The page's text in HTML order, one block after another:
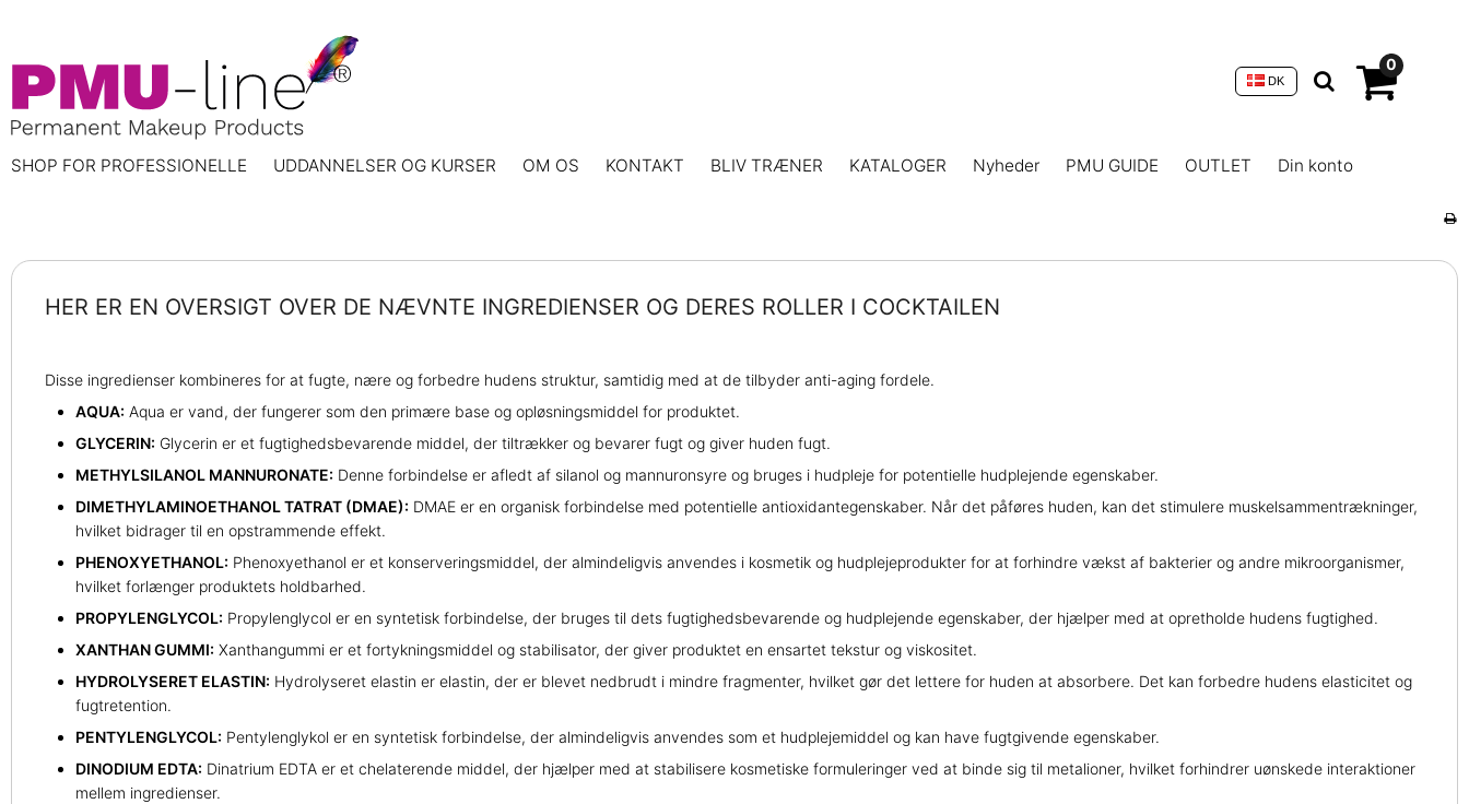
0
DK
SHOP FOR PROFESSIONELLE UDDANNELSER OG KURSER OM OS KONTAKT BLIV TRÆNER KATALOGER Nyheder PMU GUIDE OUTLET Din konto
HER ER EN OVERSIGT OVER DE NÆVNTE INGREDIENSER OG DERES ROLLER I COCKTAILEN
Disse ingredienser kombineres for at fugte, nære og forbedre hudens struktur, samtidig med at de tilbyder anti-aging fordele.
AQUA: Aqua er vand, der fungerer som den primære base og opløsningsmiddel for produktet.
GLYCERIN: Glycerin er et fugtighedsbevarende middel, der tiltrækker og bevarer fugt og giver huden fugt.
METHYLSILANOL MANNURONATE: Denne forbindelse er afledt af silanol og mannuronsyre og bruges i hudpleje for potentielle hudplejende egenskaber.
DIMETHYLAMINOETHANOL TATRAT (DMAE): DMAE er en organisk forbindelse med potentielle antioxidantegenskaber. Når det påføres huden, kan det stimulere muskelsammentrækninger,
hvilket bidrager til en opstrammende effekt.
PHENOXYETHANOL: Phenoxyethanol er et konserveringsmiddel, der almindeligvis anvendes i kosmetik og hudplejeprodukter for at forhindre vækst af bakterier og andre mikroorganismer,
hvilket forlænger produktets holdbarhed.
PROPYLENGLYCOL: Propylenglycol er en syntetisk forbindelse, der bruges til dets fugtighedsbevarende og hudplejende egenskaber, der hjælper med at opretholde hudens fugtighed.
XANTHAN GUMMI: Xanthangummi er et fortykningsmiddel og stabilisator, der giver produktet en ensartet tekstur og viskositet.
HYDROLYSERET ELASTIN: Hydrolyseret elastin er elastin, der er blevet nedbrudt i mindre fragmenter, hvilket gør det lettere for huden at absorbere. Det kan forbedre hudens elasticitet og
fugtretention.
PENTYLENGLYCOL: Pentylenglykol er en syntetisk forbindelse, der almindeligvis anvendes som et hudplejemiddel og kan have fugtgivende egenskaber.
DINODIUM EDTA: Dinatrium EDTA er et chelaterende middel, der hjælper med at stabilisere kosmetiske formuleringer ved at binde sig til metalioner, hvilket forhindrer uønskede interaktioner
mellem ingredienser.